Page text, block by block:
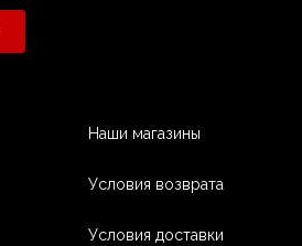
Наши магазины
Условия возврата
Условия доставки